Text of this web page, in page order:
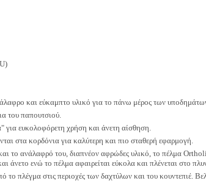
και εύκαμπτο υλικό για το πάνω μέρος των
του παπουτσιού.
για ευκολοφόρετη χρήση και άνετη αίσθηση.
στα κορδόνια για καλύτερη και πιο σταθερή εφαρμογή.
το ανάλαφρό του, διαπνέον αφρώδες υλικό, το πέλμα
άνετο ενώ το πέλμα αφαιρείται εύκολα και πλένεται στο
πλέγμα στις περιοχές των δαχτύλων και του κουντεπιέ.